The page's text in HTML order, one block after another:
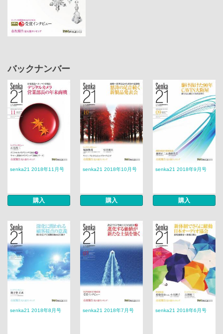
バックナンバー
senka21 2018年11月号
購入
senka21 2018年10月号
購入
senka21 2018年9月号
購入
senka21 2018年8月号 senka21 2018年7月号 senka21 2018年6月号